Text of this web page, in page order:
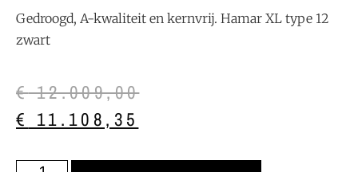
Gedroogd, A-kwaliteit en kernvrij. Hamar XL type 12
zwart
€12.009,00
€ 11.108,35